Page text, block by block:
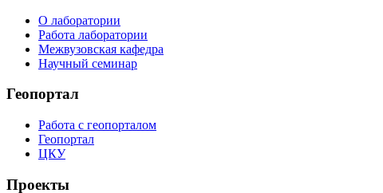
О лаборатории
Работа лаборатории
Межвузовская кафедра
Научный семинар
Геопортал
Работа с геопорталом
Геопортал
ЦКУ
Проекты